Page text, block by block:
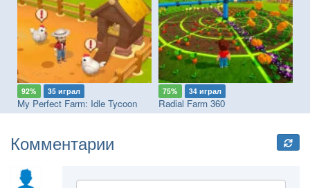
92% 35 играл
My Perfect Farm: Idle Tycoon
75% 34 играл
Radial Farm 360
Комментарии